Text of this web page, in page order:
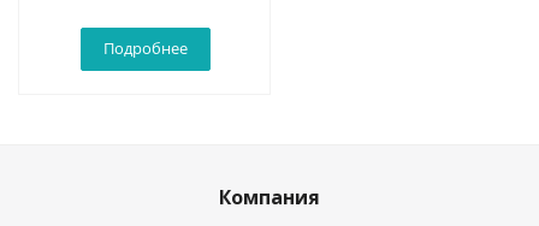
Подробнее
Компания